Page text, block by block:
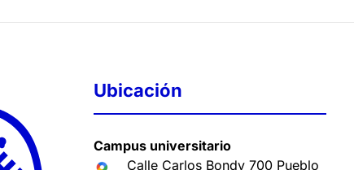
Ubicación
Campus universitario
Calle Carlos Bondy 700 Pueblo